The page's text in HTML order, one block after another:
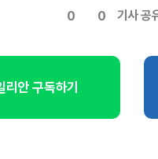
0 0 기사 공
리안 구독하기